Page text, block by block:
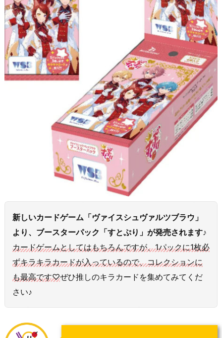
新しいカードゲーム「ヴァイスシュヴァルツブラウ」
より、ブースターパック「すとぷり」が発売されます♪
カードゲームとしてはもちろんですが、1パックに1枚必
ずキラキラカードが入っているので、コレクションに
も最高です♡ぜひ推しのキラカードを集めてみてくだ
さい♪